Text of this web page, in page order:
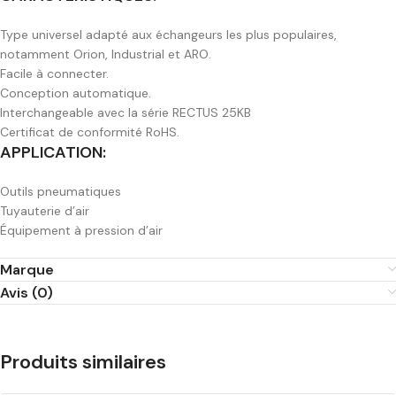
Type universel adapté aux échangeurs les plus populaires,
notamment Orion, Industrial et ARO.
Facile à connecter.
Conception automatique.
Interchangeable avec la série RECTUS 25KB
Certificat de conformité RoHS.
APPLICATION:
Outils pneumatiques
Tuyauterie d’air
Équipement à pression d’air
Marque
Avis (0)
Produits similaires